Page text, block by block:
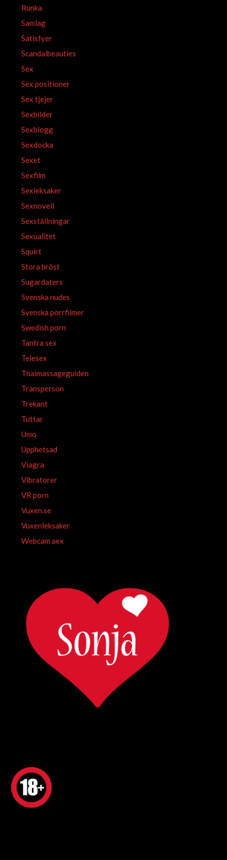
Runka
Samlag
Satisfyer
Scandalbeauties
Sex
Sex positioner
Sex tjejer
Sexbilder
Sexblogg
Sexdocka
Sexet
Sexfilm
Sexleksaker
Sexnovell
Sexställningar
Sexualitet
Squirt
Stora bröst
Sugardaters
Svenska nudes
Svenska porrfilmer
Swedish porn
Tantra sex
Telesex
Thaimassageguiden
Transperson
Trekant
Tuttar
Umo
Upphetsad
Viagra
Vibratorer
VR porn
Vuxen.se
Vuxenleksaker
Webcam aex